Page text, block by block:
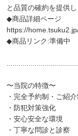
と品質の確約を提供し
◆商品詳細ページ
https://
◆商品リンク:準備中
〜当院の特徴〜
・完全予約制・ご紹
・防犯対策強化
・安心安全な環境
・丁寧な問診と診察